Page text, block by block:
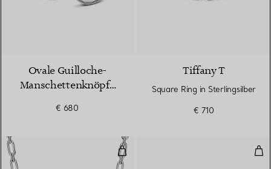
Ovale Guilloche-
Manschettenknöpfe
€ 680
Tiffany T
Square Ring in Sterlingsilber
€ 710
Mittelgroße Doppelschloss-